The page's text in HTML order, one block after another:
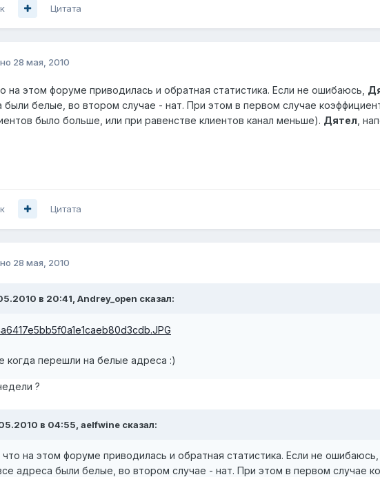
Цитата
28 мая, 2010
на этом форуме приводилась и обратная статистика. Если не ошибаюсь,
были белые, во втором случае - нат. При этом в первом случае
было больше, или при равенстве клиентов канал меньше). Дятел ,
Цитата
28 мая, 2010
в 20:41, Andrey_open сказал:
когда перешли на белые адреса :)
?
в 04:55, aelfwine сказал:
что на этом форуме приводилась и обратная статистика. Если не ошибаюсь,
адреса были белые, во втором случае - нат. При этом в первом случае